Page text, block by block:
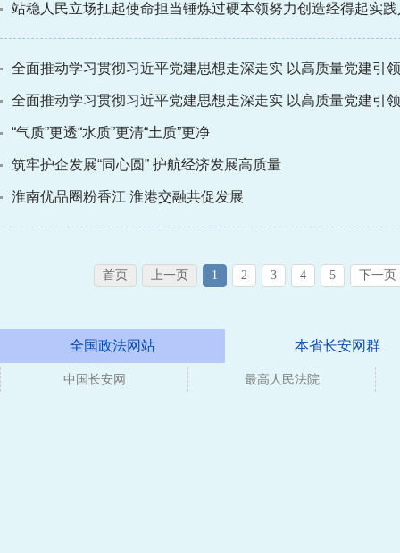
站稳人民立场扛起使命担当锤炼过硬本领努力创造经得起实
全面推动学习贯彻习近平党建思想走深走实 以高质量党建引
全面推动学习贯彻习近平党建思想走深走实 以高质量党建引
“气质”更透“水质”更清“土质”更净
筑牢护企发展“同心圆” 护航经济发展高质量
淮南优品圈粉香江 淮港交融共促发展
首页 上一页 1 2 3 4 5 下一页
全国政法网站 本省长安网群
中国长安网 最高人民法院